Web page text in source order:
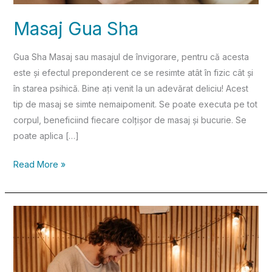
Masaj Gua Sha
Gua Sha Masaj sau masajul de învigorare, pentru că acesta
este și efectul preponderent ce se resimte atât în fizic cât și
în starea psihică. Bine ați venit la un adevărat deliciu! Acest
tip de masaj se simte nemaipomenit. Se poate executa pe tot
corpul, beneficiind fiecare colțișor de masaj și bucurie. Se
poate aplica […]
Read More »
iesirea